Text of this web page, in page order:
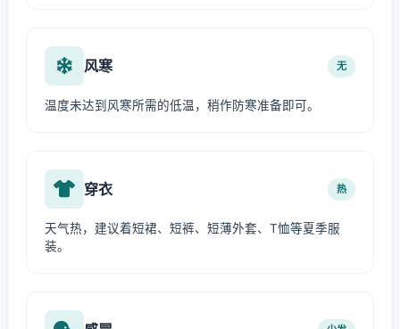
风寒 无
温度未达到风寒所需的低温，稍作防寒准备即可。
穿衣 热
天气热，建议着短裙、短裤、短薄外套、T恤等夏季服
装。